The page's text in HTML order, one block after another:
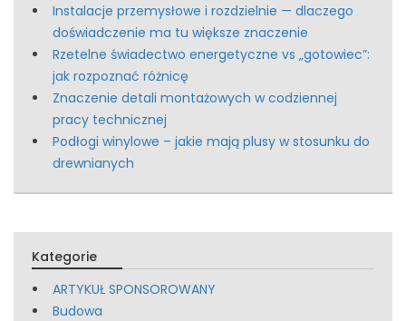
Instalacje przemysłowe i rozdzielnie — dlaczego
doświadczenie ma tu większe znaczenie
Rzetelne świadectwo energetyczne vs „gotowiec”:
jak rozpoznać różnicę
Znaczenie detali montażowych w codziennej
pracy technicznej
Podłogi winylowe – jakie mają plusy w stosunku do
drewnianych
Kategorie
ARTYKUŁ SPONSOROWANY
Budowa